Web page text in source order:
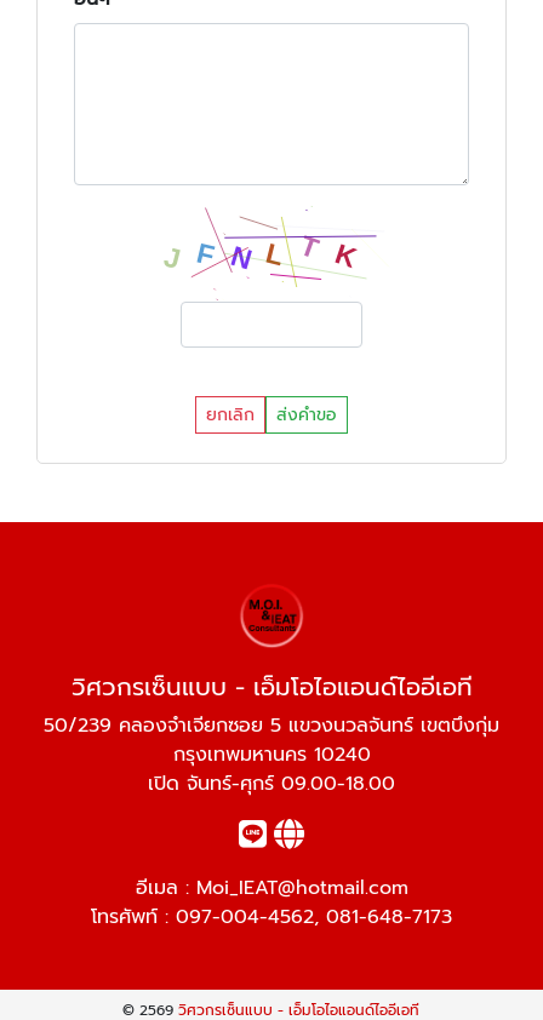
ยกเลิก ส่งคำขอ
วิศวกรเซ็นแบบ - เอ็มโอไอแอนด์ไออีเอที
50/239 คลองจำเจียกซอย 5 แขวงนวลจันทร์ เขตบึงกุ่ม
กรุงเทพมหานคร 10240
เปิด จันทร์-ศุกร์ 09.00-18.00
อีเมล : Moi_IEAT@hotmail.com
โทรศัพท์ : 097-004-4562, 081-648-7173
© 2569วิศวกรเซ็นแบบ - เอ็มโอไอแอนด์ไออีเอที